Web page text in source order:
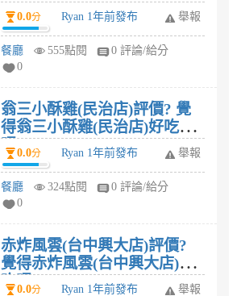
0.0分 Ryan 1年前發布 舉報
餐廳 555點閱
0 評論/給分
0
翁三小酥雞(民治店)評價? 覺
得翁三小酥雞(民治店)好吃
嗎?0.0分 Ryan 1年前發布 舉報
餐廳 324點閱
0 評論/給分
0
赤炸風雲(台中興大店)評價?
覺得赤炸風雲(台中興大店)好
吃嗎?
0.0分 Ryan 1年前發布 舉報